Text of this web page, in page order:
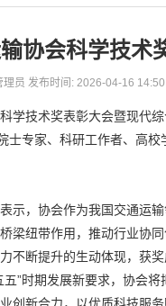
协会科学技术
理员 发布时间: 2026-04-16
学技术奖表彰大会暨现代
士专家、科研工作者、高
示，协会作为我国交通运
梁纽带作用，推动行业协
不断提升的生动体现，获
”时期发展新要求，协会